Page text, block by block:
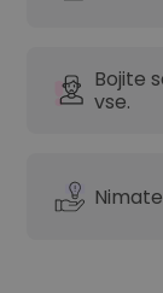
Bojite
vse.